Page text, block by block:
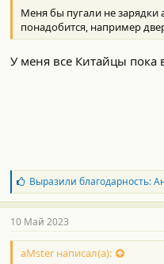
н
о
с
и
Меня бы пугали не зарядки
понадобится, например
У меня все Китайцы пока
Б
л
а
г
о
д
а
Выразили благодарность:
10 Май 2023
aMster написал(а):